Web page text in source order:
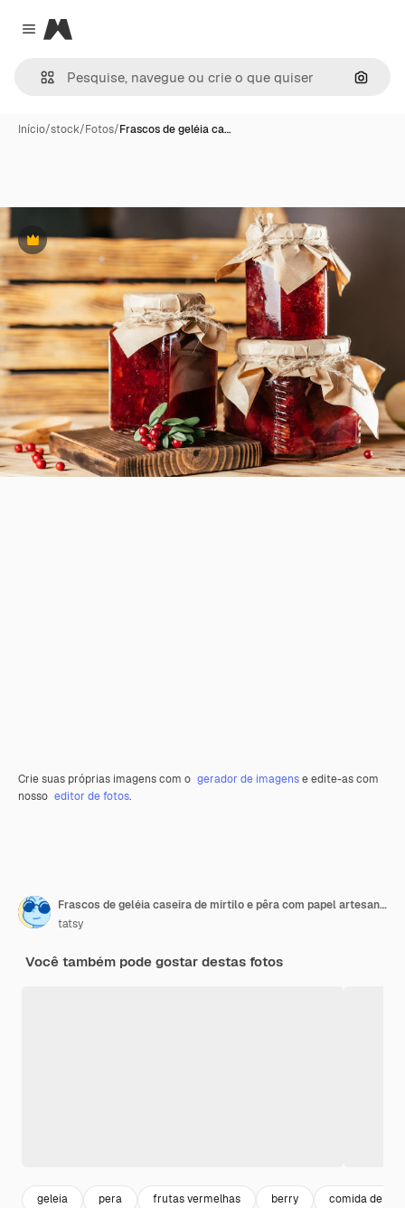
Close menu
Magnific
Início/stock/Fotos/Frascos de geléia ca…
Premium
Crie suas próprias imagens com o gerador de imagense edite-as com
nosso editor de fotos.
Frascos de geléia caseira de mirtilo e pêra com papel artesanal nas tampas da mesa de madeira, ao lado de mirtilos frescos
tatsy
Você também pode gostar destas fotos
geleia pera frutas vermelhas berry comida